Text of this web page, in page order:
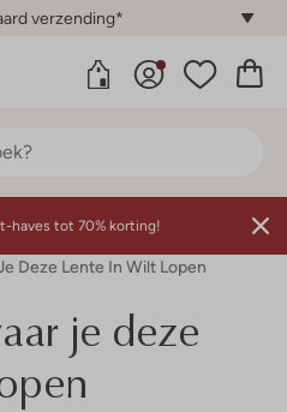
verzending*
haves tot 70% korting!
Deze Lente In Wilt Lopen
je deze